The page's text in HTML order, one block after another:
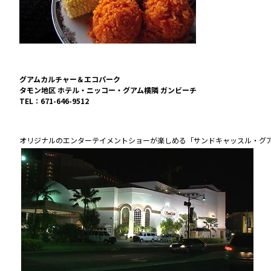
グアムカルチャー＆エコパーク
タモン地区 ホテル・ニッコー・グアム横隣 ガンビーチ
TEL：671-646-9512
オリジナルのエンターテイメントショーが楽しめる「サンドキャッスル・グア